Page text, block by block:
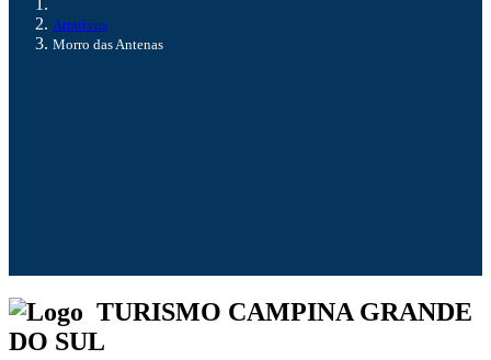
Atrativos
Morro das Antenas
TURISMO CAMPINA GRANDE
DO SUL